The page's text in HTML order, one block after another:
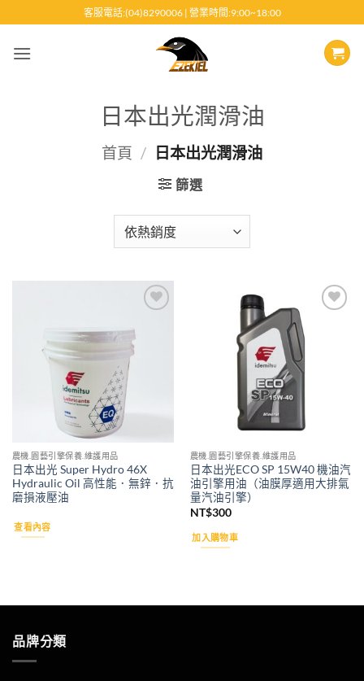
至
客服電話:(04)8290006 | 營業時間:9:00~18:00
日本出光潤滑油
首頁 / 日本出光潤滑油
篩選
wishlist
農機.園藝引擎保養.維護用品
日本出光 Super Hydro 46X
Hydraulic Oil 高性能．無鋅．抗
磨損液壓油
查看內容
農機.園藝引擎保養.維護用品
日本出光ECO SP 15W40 機油汽
油引擎用油（油膜厚適用大排氣
量汽油引擎）
NT$300
加入購物車
品牌分類